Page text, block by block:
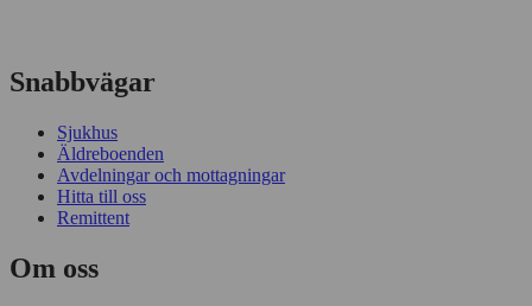
Snabbvägar
Sjukhus
Äldreboenden
Avdelningar och mottagningar
Hitta till oss
Remittent
Om oss